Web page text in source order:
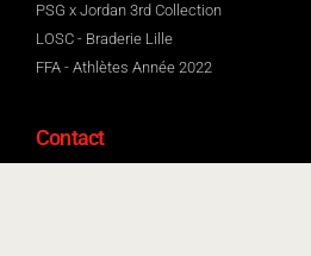
PSG x Jordan 3rd Collection
LOSC - Braderie Lille
FFA - Athlètes Année 2022
Contact